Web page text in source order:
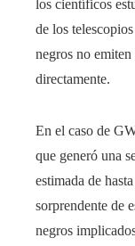
los científicos
de los
negros no
directamente.
En el caso de
que generó una
estimada de
sorprendente de
negros